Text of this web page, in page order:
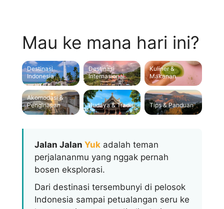
Mau ke mana hari ini?
Destinasi
Indonesia
Destinasi
Internasional
Kuliner &
Makanan
Akomodasi &
Penginapan
Budaya & Tradisi Tips & Panduan
Jalan Jalan Yuk adalah teman
perjalananmu yang nggak pernah
bosen eksplorasi.
Dari destinasi tersembunyi di pelosok
Indonesia sampai petualangan seru ke